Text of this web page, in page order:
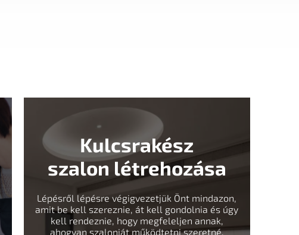
Kulcsrakész
szalon létrehozása
Lépésről lépésre végigvezetjük Önt mindazon,
amit be kell szereznie, át kell gondolnia és úgy
kell rendeznie, hogy megfeleljen annak,
ahogyan szalonját működtetni szeretné.